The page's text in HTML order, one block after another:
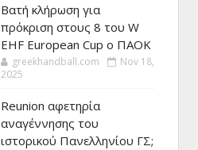
Βατή κλήρωση για
πρόκριση στους 8 του W
EHF European Cup ο ΠΑΟΚ
greekhandball.com
Nov 18,
2025
Reunion αφετηρία
αναγέννησης του
ιστορικού Πανελληνίου ΓΣ;